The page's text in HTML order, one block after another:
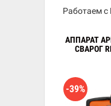
Работаем
АППАРАТ
СВАРОГ
-39%